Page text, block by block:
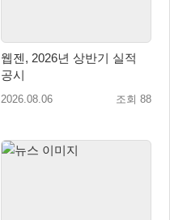
웹젠, 2026년 상반기 실적
공시
2026.08.06 조회 88